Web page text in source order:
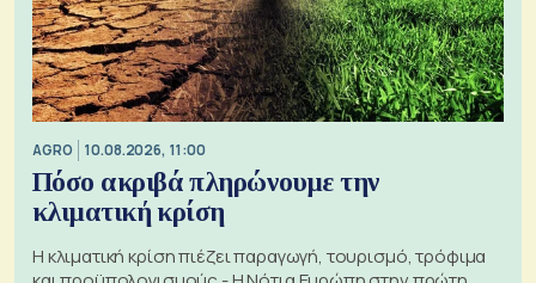
AGRO 10.08.2026, 11:00
Πόσο ακριβά πληρώνουμε την
κλιματική κρίση
Η κλιματική κρίση πιέζει παραγωγή, τουρισμό, τρόφιμα